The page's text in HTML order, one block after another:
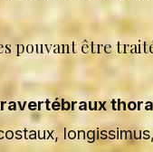
pouvant être